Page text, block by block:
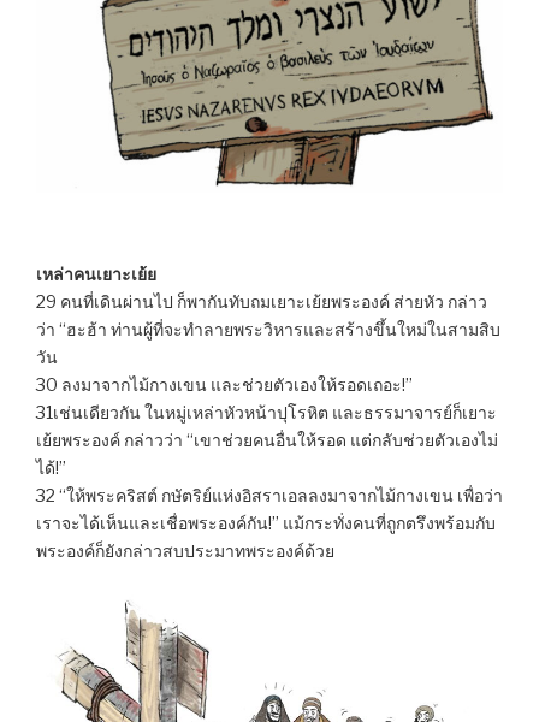
เหล่าคนเยาะเย้ย
29 คนที่เดินผ่านไป ก็พากันทับถมเยาะเย้ยพระองค์ ส่ายหัว กล่าว
ว่า “ฮะฮ้า ท่านผู้ที่จะทำลายพระวิหารและสร้างขึ้นใหม่ในสามสิบ
วัน
30 ลงมาจากไม้กางเขน และช่วยตัวเองให้รอดเถอะ!”
31เช่นเดียวกัน ในหมู่เหล่าหัวหน้าปุโรหิต และธรรมาจารย์ก็เยาะ
เย้ยพระองค์ กล่าวว่า “เขาช่วยคนอื่นให้รอด แต่กลับช่วยตัวเองไม่
ได้!”
32 “ให้พระคริสต์ กษัตริย์แห่งอิสราเอลลงมาจากไม้กางเขน เพื่อว่า
เราจะได้เห็นและเชื่อพระองค์กัน!” แม้กระทั่งคนที่ถูกตรึงพร้อมกับ
พระองค์ก็ยังกล่าวสบประมาทพระองค์ด้วย